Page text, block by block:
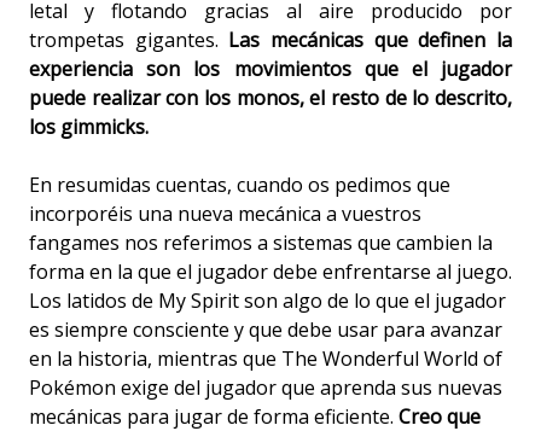
letal y flotando gracias al aire producido por
trompetas gigantes. Las mecánicas que definen la
experiencia son los movimientos que el jugador
puede realizar con los monos, el resto de lo descrito,
los gimmicks.
En resumidas cuentas, cuando os pedimos que
incorporéis una nueva mecánica a vuestros
fangames nos referimos a sistemas que cambien la
forma en la que el jugador debe enfrentarse al juego.
Los latidos de My Spirit son algo de lo que el jugador
es siempre consciente y que debe usar para avanzar
en la historia, mientras que The Wonderful World of
Pokémon exige del jugador que aprenda sus nuevas
mecánicas para jugar de forma eficiente. Creo que